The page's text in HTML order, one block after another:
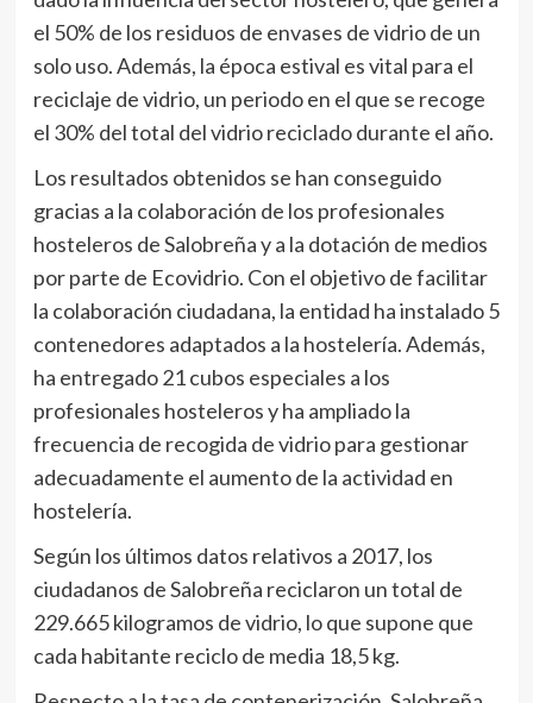
el 50% de los residuos de envases de vidrio de un
solo uso. Además, la época estival es vital para el
reciclaje de vidrio, un periodo en el que se recoge
el 30% del total del vidrio reciclado durante el año.
Los resultados obtenidos se han conseguido
gracias a la colaboración de los profesionales
hosteleros de Salobreña y a la dotación de medios
por parte de Ecovidrio. Con el objetivo de facilitar
la colaboración ciudadana, la entidad ha instalado 5
contenedores adaptados a la hostelería. Además,
ha entregado 21 cubos especiales a los
profesionales hosteleros y ha ampliado la
frecuencia de recogida de vidrio para gestionar
adecuadamente el aumento de la actividad en
hostelería.
Según los últimos datos relativos a 2017, los
ciudadanos de Salobreña reciclaron un total de
229.665 kilogramos de vidrio, lo que supone que
cada habitante reciclo de media 18,5 kg.